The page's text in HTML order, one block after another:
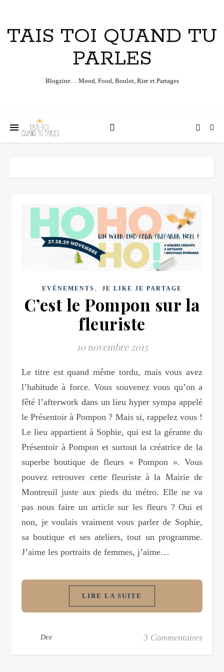
TAIS TOI QUAND TU
PARLES
Blogzine… Mood, Food, Boulot, Rire et Partages
EVÉNEMENTS , JE LIKE JE PARTAGE
C’est le Pompon sur la
fleuriste
10 novembre 2015
Le titre est quand même tordu, mais vous avez
l’habitude à force. Vous souvenez vous qu’on a
fêté l’afterwork dans un lieu hyper sympa appelé
le Présentoir à Pompon ? Mais si, rappelez vous !
Le lieu appartient à Sophie, qui est la gérante du
Présentoir à Pompon et surtout la créatrice de la
superbe boutique de fleurs « Pompon ». Vous
pouvez retrouver cette fleuriste à la Mairie de
Montreuil juste aux pieds du métro. Elle ne va
pas nous faire un article sur les fleurs ? Oui et
non, je voulais vraiment vous parler de Sophie,
sa boutique et ses ateliers, tout un programme.
J’aime les portraits de femmes, j’aime…
LIRE LA SUITE
Dee 3 Commentaires